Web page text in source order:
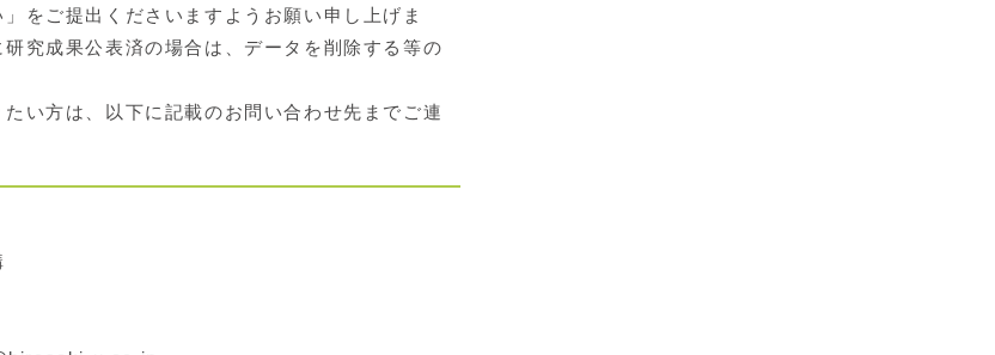
をご提出くださいますようお願い申し上げま
究成果公表済の場合は、データを削除する等の
い方は、以下に記載のお問い合わせ先までご連